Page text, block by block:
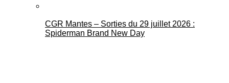
CGR Mantes – Sorties du 29 juillet 2026 :
Spiderman Brand New Day